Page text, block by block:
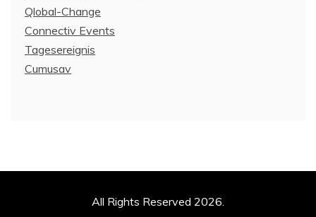
Qlobal-Change
Connectiv Events
Tagesereignis
Cumusav
All Rights Reserved 2026.